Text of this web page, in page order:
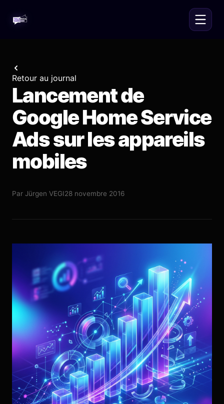
Retour au journal
Lancement de
Google Home Service
Ads sur les appareils
mobiles
Par Jürgen VEGI28 novembre 2016